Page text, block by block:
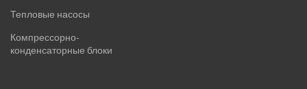
Тепловые насосы
Компрессорно-
конденсаторные блоки